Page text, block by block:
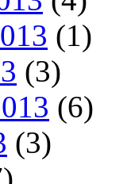
(1)
(3)
(6)
(3)